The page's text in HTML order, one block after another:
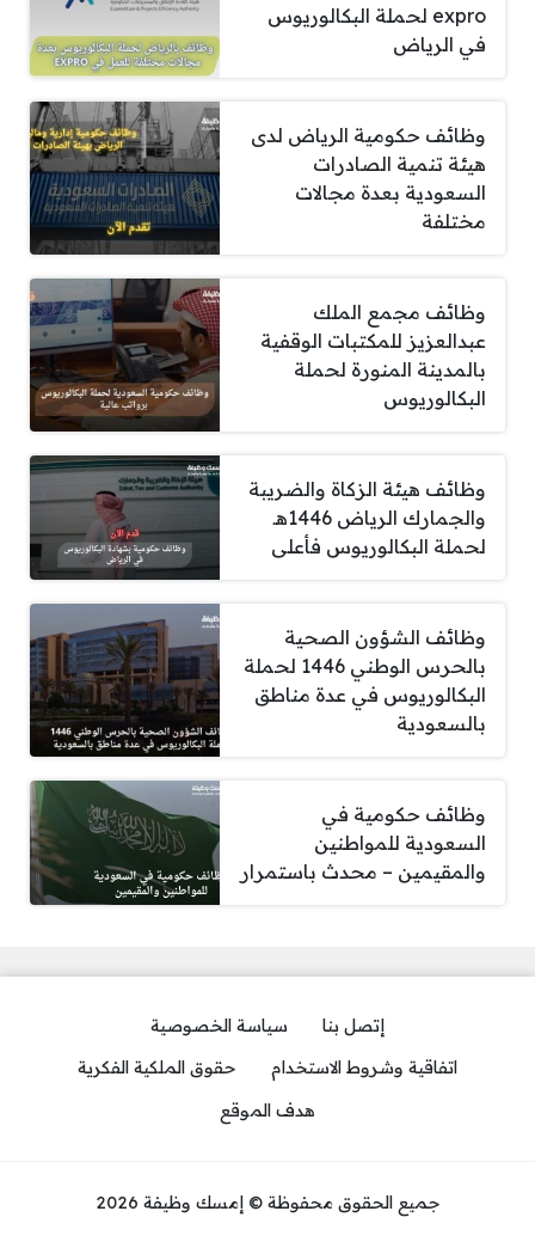
expro لحملة البكالوريوس
في الرياض
وظائف حكومية الرياض لدى
هيئة تنمية الصادرات
السعودية بعدة مجالات
مختلفة
وظائف مجمع الملك
عبدالعزيز للمكتبات الوقفية
بالمدينة المنورة لحملة
البكالوريوس
وظائف هيئة الزكاة والضريبة
والجمارك الرياض 1446هـ
لحملة البكالوريوس فأعلى
وظائف الشؤون الصحية
بالحرس الوطني 1446 لحملة
البكالوريوس في عدة مناطق
بالسعودية
وظائف حكومية في
السعودية للمواطنين
والمقيمين – محدث باستمرار
إتصل بنا
سياسة الخصوصية
اتفاقية وشروط الاستخدام
حقوق الملكية الفكرية
هدف الموقع
جميع الحقوق محفوظة © إمسك وظيفة 2026